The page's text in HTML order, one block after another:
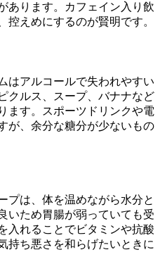
あります。カフェイン入り飲
控えめにするのが賢明です。
はアルコールで失われやすい
クルス、スープ、バナナなど
ます。スポーツドリンクや電
が、余分な糖分が少ないもの
プは、体を温めながら水分と
いため胃腸が弱っていても受
入れることでビタミンや抗酸
持ち悪さを和らげたいときに